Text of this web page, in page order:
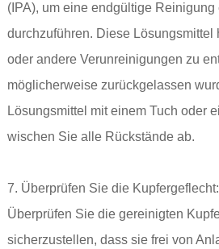
(IPA), um eine endgültige
durchzuführen. Diese Lösungsmittel
oder andere Verunreinigungen zu
möglicherweise zurückgelassen
Lösungsmittel mit einem Tuch oder
wischen Sie alle Rückstände ab.
7. Überprüfen Sie die Kupfergeflecht:
Überprüfen Sie die gereinigten
sicherzustellen, dass sie frei von